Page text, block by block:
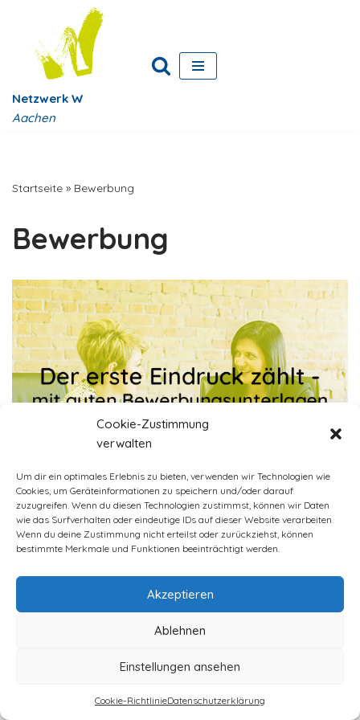
Cookie-Zustimmung
verwalten
Um dir ein optimales Erlebnis zu bieten, verwenden wir Technologien wie
Cookies, um Geräteinformationen zu speichern und/oder darauf
zuzugreifen. Wenn du diesen Technologien zustimmst, können wir Daten
wie das Surfverhalten oder eindeutige IDs auf dieser Website verarbeiten.
Wenn du deine Zustimmung nicht erteilst oder zurückziehst, können
bestimmte Merkmale und Funktionen beeinträchtigt werden.
Akzeptieren
Ablehnen
Einstellungen ansehen
Cookie-RichtlinieDatenschutzerklärung
Zum
Inhalt
springen
Netzwerk W
Aachen
Startseite » Bewerbung
Bewerbung
Cookie-Richtlinie (EU)
Haftungsausschluss